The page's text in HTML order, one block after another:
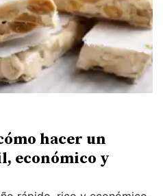
hacer un
económico y